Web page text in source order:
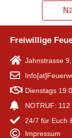
Freiwillige
Jahnstrasse
Dienstags
NOTRUF: 112
24/7 für Euch
Impressum